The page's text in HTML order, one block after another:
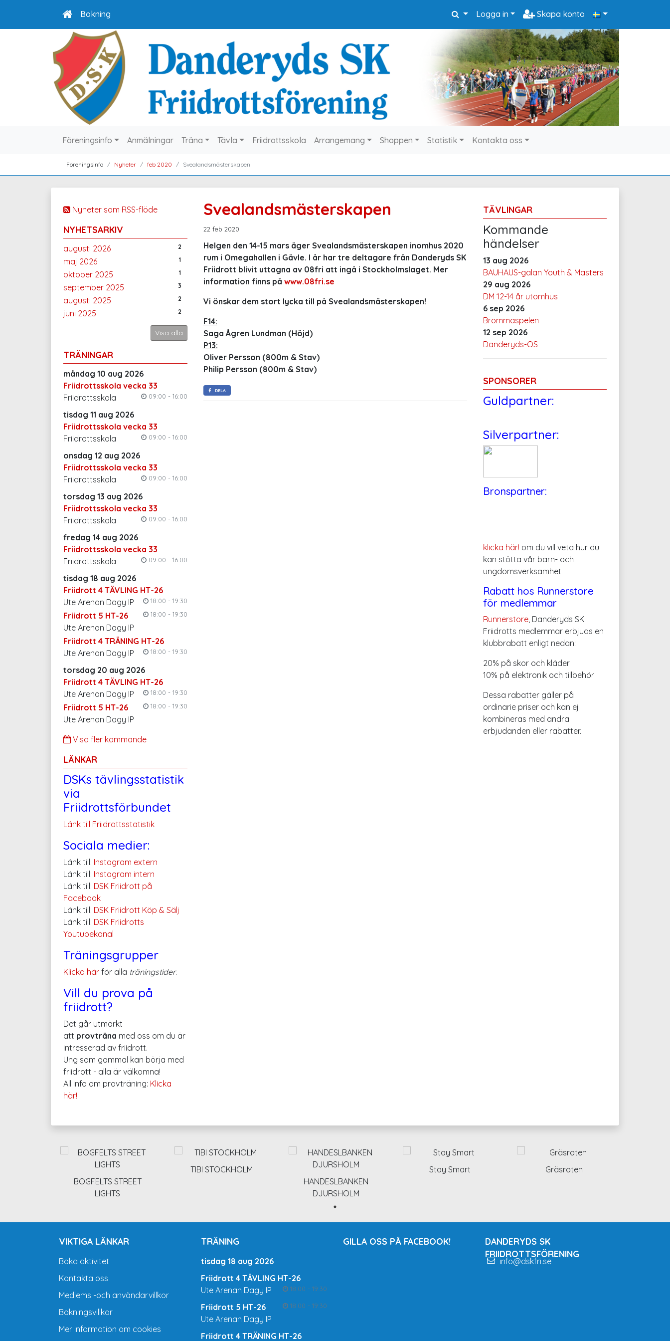
Bokning Logga in Skapa konto
Föreningsinfo Anmälningar Träna Tävla Friidrottsskola Arrangemang Shoppen Statistik Kontakta oss
Föreningsinfo Nyheter feb 2020 Svealandsmästerskapen
Nyheter som RSS-flöde
NYHETSARKIV
augusti 2026 2
maj 2026 1
oktober 2025 1
september 2025 3
augusti 2025 2
juni 2025 2
Visa alla
TRÄNINGAR
måndag 10 aug 2026
Friidrottsskola vecka 33
09:00 - 16:00
Friidrottsskola
tisdag 11 aug 2026
Friidrottsskola vecka 33
09:00 - 16:00
Friidrottsskola
onsdag 12 aug 2026
Friidrottsskola vecka 33
09:00 - 16:00
Friidrottsskola
torsdag 13 aug 2026
Friidrottsskola vecka 33
09:00 - 16:00
Friidrottsskola
fredag 14 aug 2026
Friidrottsskola vecka 33
09:00 - 16:00
Friidrottsskola
tisdag 18 aug 2026
Friidrott 4 TÄVLING HT-26
18:00 - 19:30
Ute Arenan Dagy IP
Friidrott 5 HT-26
18:00 - 19:30
Ute Arenan Dagy IP
Friidrott 4 TRÄNING HT-26
18:00 - 19:30
Ute Arenan Dagy IP
torsdag 20 aug 2026
Friidrott 4 TÄVLING HT-26
18:00 - 19:30
Ute Arenan Dagy IP
Friidrott 5 HT-26
18:00 - 19:30
Ute Arenan Dagy IP
Visa fler kommande
LÄNKAR
DSKs tävlingsstatistik
via
Friidrottsförbundet
Länk till Friidrottsstatistik
Sociala medier:
Länk till: Instagram extern
Länk till: Instagram intern
Länk till: DSK Friidrott på
Facebook
Länk till: DSK Friidrott Köp & Sälj
Länk till: DSK Friidrotts
Youtubekanal
Träningsgrupper
Klicka här för alla träningstider.
Vill du prova på
friidrott?
Det går utmärkt
att provträna med oss om du är
intresserad av friidrott.
Ung som gammal kan börja med
friidrott - alla är välkomna!
All info om provträning: Klicka
här!
Svealandsmästerskapen
22 feb 2020
Helgen den 14-15 mars äger Svealandsmästerskapen inomhus 2020
rum i Omegahallen i Gävle. I år har tre deltagare från Danderyds SK
Friidrott blivit uttagna av 08fri att ingå i Stockholmslaget. Mer
information finns på www.08fri.se
Vi önskar dem stort lycka till på Svealandsmästerskapen!
F14:
Saga Ågren Lundman (Höjd)
P13:
Oliver Persson (800m & Stav)
Philip Persson (800m & Stav)
DELA
TÄVLINGAR
Kommande
händelser
13 aug 2026
BAUHAUS-galan Youth & Masters
29 aug 2026
DM 12-14 år utomhus
6 sep 2026
Brommaspelen
12 sep 2026
Danderyds-OS
SPONSORER
Guldpartner:
Silverpartner:
Bronspartner:
klicka här! om du vill veta hur du
kan stötta vår barn- och
ungdomsverksamhet
Rabatt hos Runnerstore
för medlemmar
Runnerstore, Danderyds SK
Friidrotts medlemmar erbjuds en
klubbrabatt enligt nedan:
20% på skor och kläder
10% på elektronik och tillbehör
Dessa rabatter gäller på
ordinarie priser och kan ej
kombineras med andra
erbjudanden eller rabatter.
BOGFELTS STREET
LIGHTS
TIBI STOCKHOLM
HANDESLBANKEN
DJURSHOLM
Stay Smart Gräsroten
VIKTIGA LÄNKAR
Boka aktivitet
Kontakta oss
Medlems -och användarvillkor
Bokningsvillkor
Mer information om cookies
TRÄNING
tisdag 18 aug 2026
Friidrott 4 TÄVLING HT-26
18:00 - 19:30
Ute Arenan Dagy IP
Friidrott 5 HT-26
18:00 - 19:30
Ute Arenan Dagy IP
Friidrott 4 TRÄNING HT-26
GILLA OSS PÅ FACEBOOK!
DANDERYDS SK
FRIIDROTTSFÖRENING
info@dskfri.se